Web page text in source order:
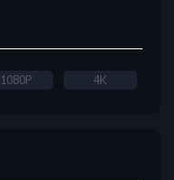
1080P 4K